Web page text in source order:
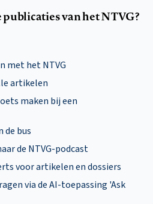
van het NTVG?
met het NTVG
artikelen
maken bij een
de bus
de NTVG-podcast
voor artikelen en dossiers
via de AI-toepassing 'Ask